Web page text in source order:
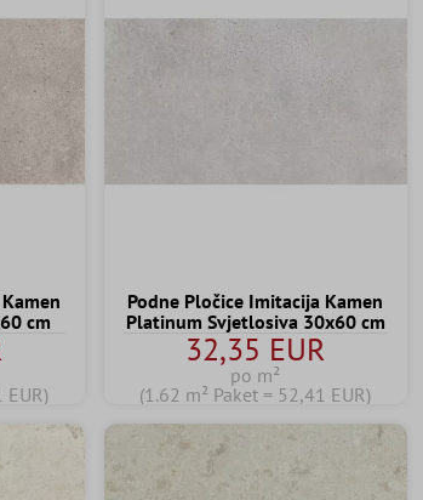
cm
EUR)
Podne Pločice Imitacija Kamen
Platinum Svjetlosiva 30x60 cm
32,35 EUR
po m²
(1.62 m² Paket = 52,41 EUR)